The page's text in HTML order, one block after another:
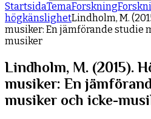
StartsidaTemaForskning
högkänslighetLindholm, M.
musiker: En jämförande studie
musiker
Lindholm, M. (2015).
musiker: En
musiker och icke-